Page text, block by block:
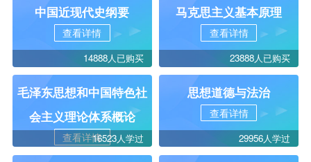
中国近现代史纲要
查看详情
14888人已购买
马克思主义基本原理
查看详情
23888人已购买
毛泽东思想和中国特色社
会主义理论体系概论
查看详情16523人学过
思想道德与法治
查看详情
29956人学过